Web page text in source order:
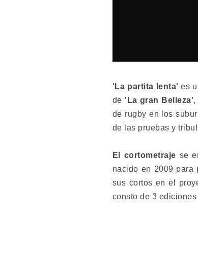
'La partita lenta'es
de 'La gran Belleza',
de rugby en los
de las pruebas y
El cortometraje se
nacido en 2009 para
sus cortos en el
consto de 3